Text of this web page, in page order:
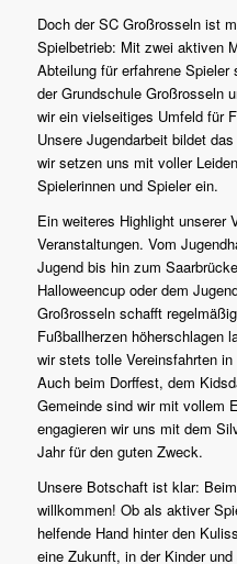
Doch der SC Großrosseln ist
Spielbetrieb: Mit zwei aktiven
Abteilung für erfahrene
der Grundschule Großrosseln
wir ein vielseitiges Umfeld für
Unsere Jugendarbeit bildet
wir setzen uns mit voller
Spielerinnen und Spieler ein.
Ein weiteres Highlight unserer
Veranstaltungen. Vom
Jugend bis hin zum
Halloweencup oder dem
Großrosseln schafft
Fußballherzen höherschlagen
wir stets tolle Vereinsfahrten
Auch beim Dorffest, dem
Gemeinde sind wir mit vollem
engagieren wir uns mit dem
Jahr für den guten Zweck.
Unsere Botschaft ist klar:
willkommen! Ob als aktiver
helfende Hand hinter den
eine Zukunft, in der Kinder